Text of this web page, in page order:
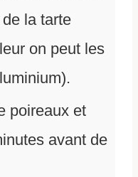
la tarte
on peut les
poireaux et
avant de